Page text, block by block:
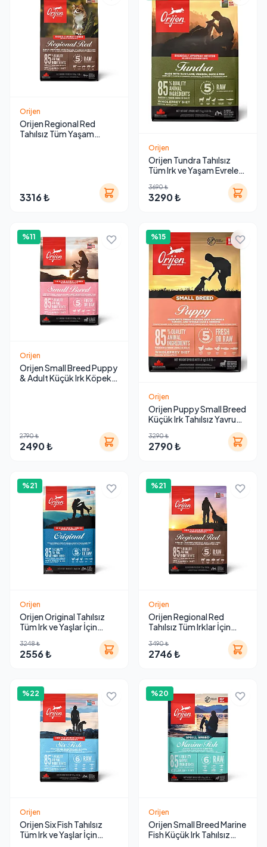
Orijen
Orijen Regional Red
Tahılsız Tüm Yaşam
3316 ₺
Orijen
Orijen Tundra Tahılsız
Tüm Irk ve Yaşam Evreleri
3690 ₺
3290 ₺
%11
Orijen
Orijen Small Breed Puppy
& Adult Küçük Irk Köpek
2790 ₺
2490 ₺
%15
Orijen
Orijen Puppy Small Breed
Küçük Irk Tahılsız Yavru
3290 ₺
2790 ₺
%21
Orijen
Orijen Original Tahılsız
Tüm Irk ve Yaşlar İçin
3248 ₺
2556 ₺
%21
Orijen
Orijen Regional Red
Tahılsız Tüm Irklar İçin
3490 ₺
2746 ₺
%22
Orijen
Orijen Six Fish Tahılsız
Tüm Irk ve Yaşlar İçin
%20
Orijen
Orijen Small Breed Marine
Fish Küçük Irk Tahılsız